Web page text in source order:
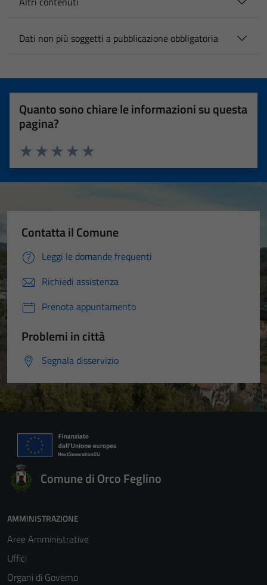
Dati non più soggetti a pubblicazione obbligatoria
Quanto sono chiare le informazioni su questa
pagina?
Valuta 5 stelle su 5
Valuta 4 stelle su 5
Valuta 3 stelle su 5
Valuta 2 stelle su 5
Valuta 1 stelle su 5
Contatta il Comune
Leggi le domande frequenti
Richiedi assistenza
Prenota appuntamento
Problemi in città
Segnala disservizio
Comune di Orco Feglino
AMMINISTRAZIONE
Aree Amministrative
Uffici
Organi di Governo